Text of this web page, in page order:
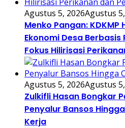
Agustus 5, 2026Agustus
Menko Pangan:
Ekonomi Desa
Fokus Hilirisasi
Agustus 5, 2026Agustus
Zulkifli Hasan Bongkar
Penyalur Bansos
Kerja